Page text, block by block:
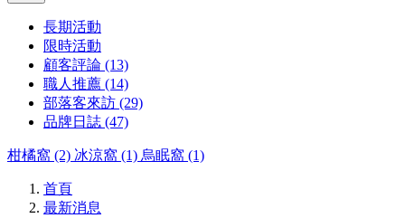
長期活動
限時活動
顧客評論 (13)
職人推薦 (14)
部落客來訪 (29)
品牌日誌 (47)
柑橘窩 (2) 冰涼窩 (1) 烏眠窩 (1)
首頁
最新消息